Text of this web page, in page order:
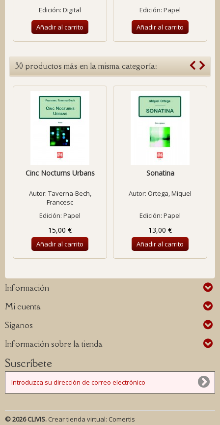
Edición: Digital
Añadir al carrito
Edición: Papel
Añadir al carrito
30 productos más en la misma categoría:
Cinc Nocturns Urbans
Autor: Taverna-Bech,
Francesc
Edición: Papel
15,00 €
Añadir al carrito
Sonatina
Autor: Ortega, Miquel
Edición: Papel
13,00 €
Añadir al carrito
Información
Mi cuenta
Síganos
Información sobre la tienda
Suscríbete
© 2026 CLIVIS. Crear tienda virtual: Comertis